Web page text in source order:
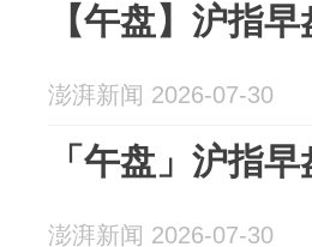
【午盘】沪指
澎湃新闻 2026-07-30
「午盘」沪指
澎湃新闻 2026-07-30